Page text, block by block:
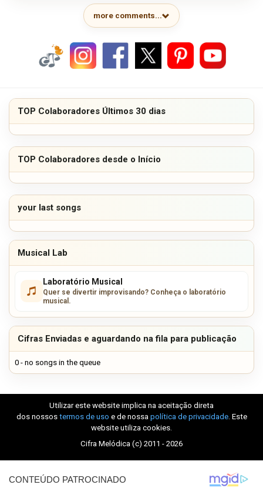
more comments...
TOP Colaboradores Últimos 30 dias
TOP Colaboradores desde o Início
your last songs
Musical Lab
Laboratório Musical
Quer se divertir improvisando? Conheça o laboratório
musical.
Cifras Enviadas e aguardando na fila para publicação
0 - no songs in the queue
Utilizar este website implica na aceitação direta
dos nossos termos de uso e de nossa política de privacidade. Este
website utiliza cookies.
Cifra Melódica (c) 2011 - 2026